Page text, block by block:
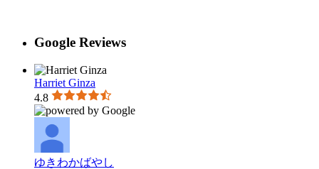
Google Reviews
Harriet Ginza
4.8
ゆきわかばやし